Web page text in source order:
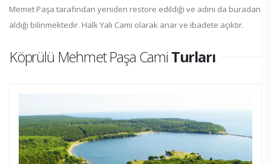
Memet Paşa tarafından yeniden restore edildiği ve adını da buradan
aldığı bilinmektedir. Halk Yalı Cami olarak anar ve ibadete açıktır.
Köprülü Mehmet Paşa Cami Turları